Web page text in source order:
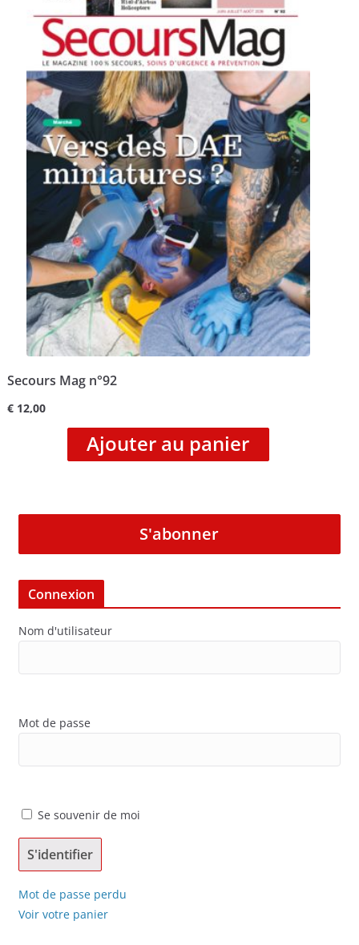
Secours Mag n°92
€12,00
Ajouter au panier
S'abonner
Connexion
Nom d'utilisateur
Mot de passe
Se souvenir de moi
Mot de passe perdu
Voir votre panier